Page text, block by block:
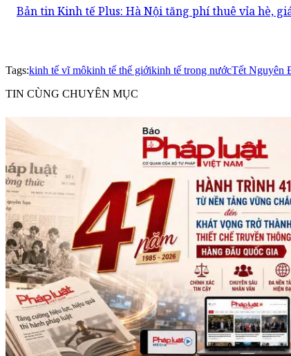
Bản tin Kinh tế Plus: Hà Nội tăng phí thuê vỉa hè,
Tags:kinh tế vĩ môkinh tế thế giớikinh tế trong nướcTết Nguyên
TIN CÙNG CHUYÊN MỤC